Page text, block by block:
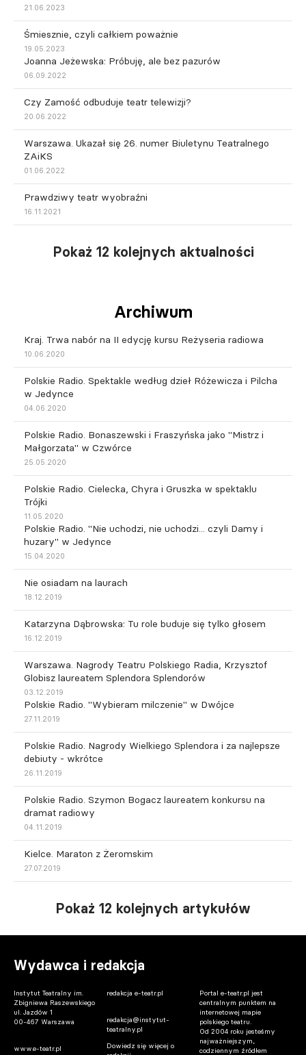
21.06.2023
Śmiesznie, czyli całkiem poważnie
19.05.2023
Joanna Jeżewska: Próbuję, ale bez pazurów
06.09.2022
Czy Zamość odbuduje teatr telewizji?
20.06.2022
Warszawa. Ukazał się 26. numer Biuletynu Teatralnego
ZAiKS
01.06.2022
Prawdziwy teatr wyobraźni
16.11.2021
Pokaż 12 kolejnych aktualności
Archiwum
Kraj. Trwa nabór na II edycję kursu Reżyseria radiowa
10.06.2020
Polskie Radio. Spektakle według dzieł Różewicza i Pilcha
w Jedynce
04.06.2020
Polskie Radio. Bonaszewski i Fraszyńska jako "Mistrz i
Małgorzata" w Czwórce
25.05.2020
Polskie Radio. Cielecka, Chyra i Gruszka w spektaklu
Trójki
11.05.2020
Polskie Radio. "Nie uchodzi, nie uchodzi... czyli Damy i
huzary" w Jedynce
15.04.2020
Nie osiadam na laurach
18.12.2019
Katarzyna Dąbrowska: Tu role buduje się tylko głosem
16.12.2019
Warszawa. Nagrody Teatru Polskiego Radia, Krzysztof
Globisz laureatem Splendora Splendorów
03.12.2019
Polskie Radio. "Wybieram milczenie" w Dwójce
27.11.2019
Polskie Radio. Nagrody Wielkiego Splendora i za najlepsze
debiuty - wkrótce
26.11.2019
Polskie Radio. Szymon Bogacz laureatem konkursu na
dramat radiowy
04.11.2019
Kielce. Maraton z Żeromskim
27.07.2019
Pokaż 12 kolejnych artykułów
Wydawca i redakcja
Instytut Teatralny im.
Zbigniewa Raszewskiego
ul. Jazdów 1
00-467 Warszawa
www.e-teatr.pl
redakcja e-teatr.pl
redakcja@instytut-
teatralny.pl
Dowiedz się więcej o
Portal e-teatr.pl jest
centralnym punktem na
internetowej mapie
polskiego teatru.
Od 2004 roku jesteśmy
najważniejszym,
codziennym źródłem